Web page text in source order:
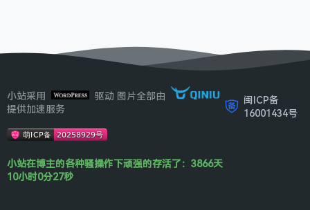
小站采用
驱动 图片全部由
提供加速服务
小站在博主的各种骚操作下顽强的存活了：3866天
10小时0分27秒
闽ICP备
16001434号